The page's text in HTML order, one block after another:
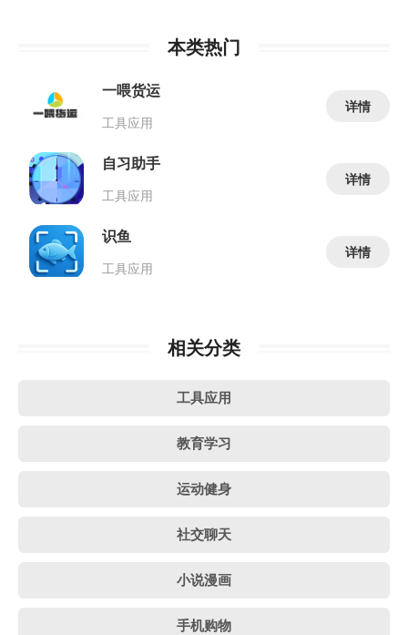
本类热门
一喂货运
工具应用
详情
自习助手
工具应用
详情
识鱼
工具应用
详情
相关分类
工具应用
教育学习
运动健身
社交聊天
小说漫画
手机购物